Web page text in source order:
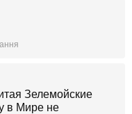
Зелемойские
в Мире не